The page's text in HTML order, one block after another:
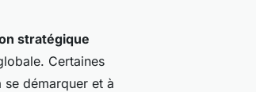
stratégique
Certaines
démarquer et à